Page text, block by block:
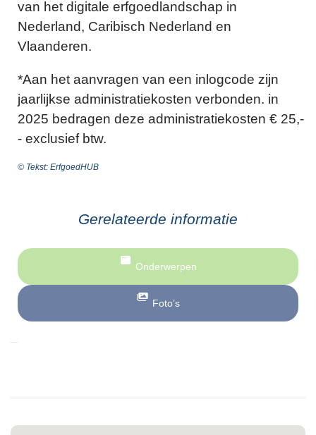
van het digitale erfgoedlandschap in
Nederland, Caribisch Nederland en
Vlaanderen.
*Aan het aanvragen van een inlogcode zijn
jaarlijkse administratiekosten verbonden. in
2025 bedragen deze administratiekosten € 25,-
- exclusief btw.
© Tekst: ErfgoedHUB
Gerelateerde informatie
Onderwerpen
Foto’s